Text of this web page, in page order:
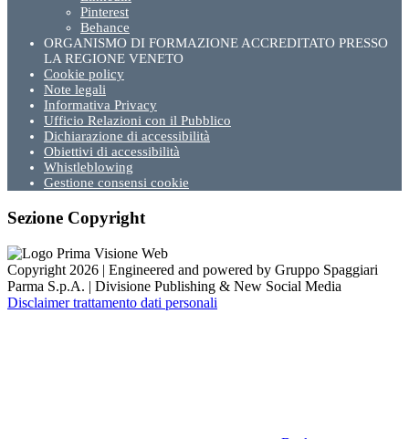
Pinterest
Behance
ORGANISMO DI FORMAZIONE ACCREDITATO PRESSO
LA REGIONE VENETO
Cookie policy
Note legali
Informativa Privacy
Ufficio Relazioni con il Pubblico
Dichiarazione di accessibilità
Obiettivi di accessibilità
Whistleblowing
Gestione consensi cookie
Sezione Copyright
Copyright 2026 | Engineered and powered by Gruppo Spaggiari
Parma S.p.A. | Divisione Publishing & New Social Media
Disclaimer trattamento dati personali